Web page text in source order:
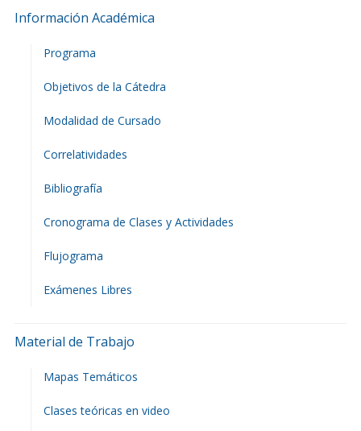
Información Académica
Programa
Objetivos de la Cátedra
Modalidad de Cursado
Correlatividades
Bibliografía
Cronograma de Clases y Actividades
Flujograma
Exámenes Libres
Material de Trabajo
Mapas Temáticos
Clases teóricas en video